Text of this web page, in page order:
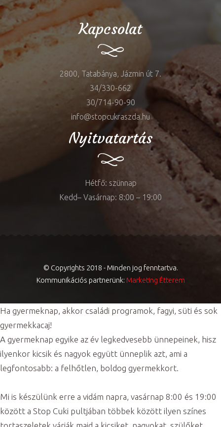
Kapcsolat
2800, Tatabánya, Jázmin út 7.
34/330-662
30/714-90-90
info@stopcukraszda.hu
Nyitvatartás
Hétfő: szünnap
Kedd– Vasárnap: 8:00 – 19:00
© Copyrights 2018 - Minden jog fenntartva.
Kommunikációs partnerünk: Marketing Étterem
Ha gyermeknap, akkor családi programok, fagyi, süti és sok
gyermekkacaj!
A gyermeknap egyike az év legkedvesebb ünnepeinek, hisz
ilyenkor kicsik és nagyok együtt ünneplik azt, ami a
legfontosabb: a felhőtlen, boldog gyermekkort.
Mi is készülünk erre a vidám napra, vasárnap 8:00 és 19:00
között a Stop Cuki pultjában többek között ilyen színes
tortaszeletek várják majd a kicsiket, nagyokat, szülőket,